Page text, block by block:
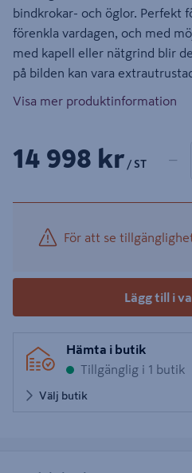
bindkrokar- och öglor. Perfekt
förenkla vardagen, och med
med kapell eller nätgrind blir
på bilden kan vara
Visa mer produktinformation
14 998 kr / ST −
För att se
Lägg till i
Hämta i butik
Tillgänglig i 1 butik
Välj butik